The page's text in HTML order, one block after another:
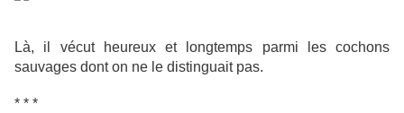
Là, il vécut heureux et longtemps parmi les cochons
sauvages dont on ne le distinguait pas.
* * *